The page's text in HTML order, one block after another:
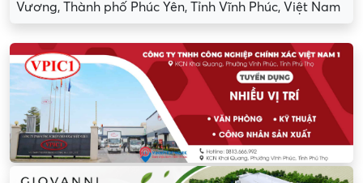
Vương, Thành phố Phúc Yên, Tỉnh Vĩnh Phúc, Việt Nam